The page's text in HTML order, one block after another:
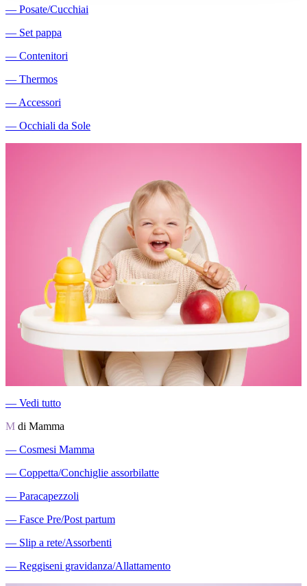
― Posate/Cucchiai
― Set pappa
― Contenitori
― Thermos
― Accessori
― Occhiali da Sole
― Vedi tutto
M di Mamma
― Cosmesi Mamma
― Coppetta/Conchiglie assorbilatte
― Paracapezzoli
― Fasce Pre/Post partum
― Slip a rete/Assorbenti
― Reggiseni gravidanza/Allattamento